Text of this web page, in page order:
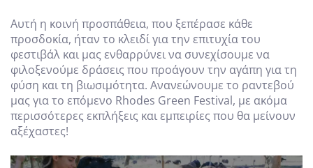
Αυτή η κοινή προσπάθεια, που ξεπέρασε κάθε
προσδοκία, ήταν το κλειδί για την επιτυχία του
φεστιβάλ και μας ενθαρρύνει να συνεχίσουμε να
φιλοξενούμε δράσεις που προάγουν την αγάπη για τη
φύση και τη βιωσιμότητα. Ανανεώνουμε το ραντεβού
μας για το επόμενο Rhodes Green Festival, με ακόμα
περισσότερες εκπλήξεις και εμπειρίες που θα μείνουν
αξέχαστες!